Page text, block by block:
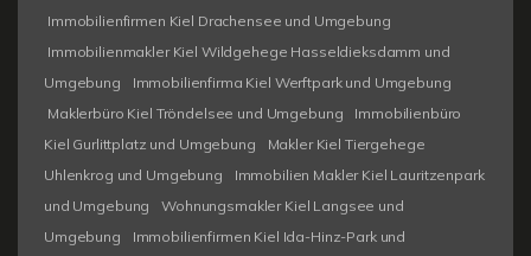
Immobilienfirmen Kiel Drachensee und Umgebung
Immobilienmakler Kiel Wildgehege Hasseldieksdamm und
Umgebung
Immobilienfirma Kiel Werftpark und Umgebung
Maklerbüro Kiel Tröndelsee und Umgebung
Immobilienbüro
Kiel Gurlittplatz und Umgebung
Makler Kiel Tiergehege
Uhlenkrog und Umgebung
Immobilien Makler Kiel Lauritzenpark
und Umgebung
Wohnungsmakler Kiel Langsee und
Umgebung
Immobilienfirmen Kiel Ida-Hinz-Park und